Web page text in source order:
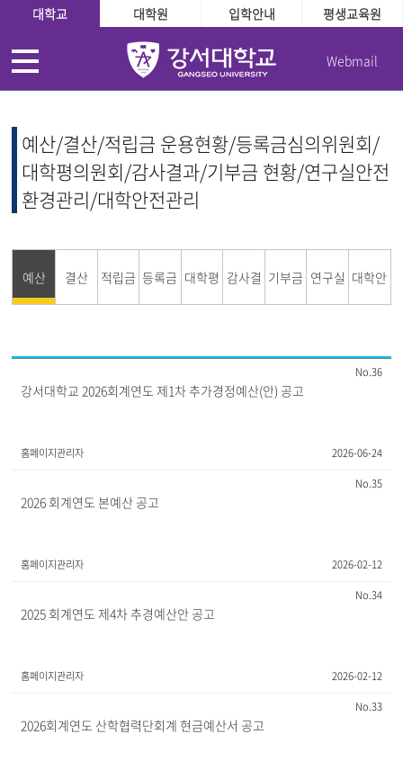
대학교 대학원 입학안내 평생교육원
Webmail
예산/결산/적립금 운용현황/등록금심의위원회/
대학평의원회/감사결과/기부금 현황/연구실안전
환경관리/대학안전관리
예산 결산 적립금
황
등록금
원회
대학평 감사결 기부금 연구실 대학안
36
강서대학교 2026회계연도 제1차 추가경정예산(안) 공고
홈페이지관리자
2026-06-24
35
2026 회계연도 본예산 공고
홈페이지관리자
2026-02-12
34
2025 회계연도 제4차 추경예산안 공고
홈페이지관리자
2026-02-12
33
2026회계연도 산학협력단회계 현금예산서 공고